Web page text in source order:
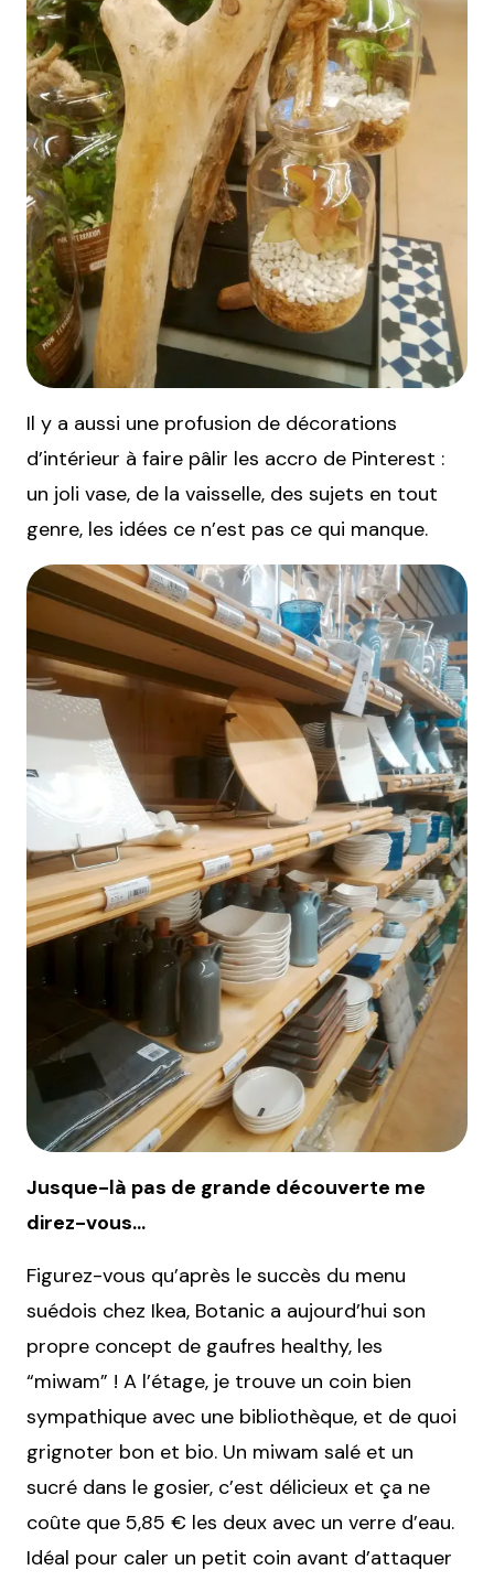
Il y a aussi une profusion de décorations
d’intérieur à faire pâlir les accro de Pinterest :
un joli vase, de la vaisselle, des sujets en tout
genre, les idées ce n’est pas ce qui manque.
Jusque-là pas de grande découverte me
direz-vous…
Figurez-vous qu’après le succès du menu
suédois chez Ikea, Botanic a aujourd’hui son
propre concept de gaufres healthy, les
“miwam” ! A l’étage, je trouve un coin bien
sympathique avec une bibliothèque, et de quoi
grignoter bon et bio. Un miwam salé et un
sucré dans le gosier, c’est délicieux et ça ne
coûte que 5,85 € les deux avec un verre d’eau.
Idéal pour caler un petit coin avant d’attaquer